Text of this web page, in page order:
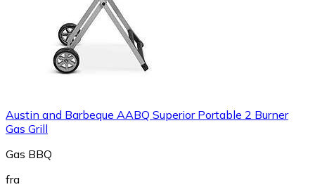
Austin and Barbeque AABQ Superior Portable 2 Burner
Gas Grill
Gas BBQ
fra